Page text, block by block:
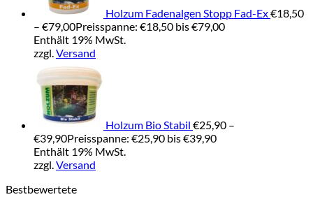
Holzum Fadenalgen Stopp Fad-Ex€18,50
– €79,00Preisspanne: €18,50 bis €79,00
Enthält 19% MwSt.
zzgl.Versand
Holzum Bio Stabil €25,90 –
€39,90Preisspanne: €25,90 bis €39,90
Enthält 19% MwSt.
zzgl.Versand
Bestbewertete